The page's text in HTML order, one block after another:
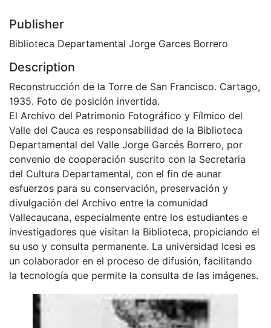
Publisher
Biblioteca Departamental Jorge Garces Borrero
Description
Reconstrucción de la Torre de San Francisco. Cartago,
1935. Foto de posición invertida.
El Archivo del Patrimonio Fotográfico y Fílmico del
Valle del Cauca es responsabilidad de la Biblioteca
Departamental del Valle Jorge Garcés Borrero, por
convenio de cooperación suscrito con la Secretaria
del Cultura Departamental, con el fin de aunar
esfuerzos para su conservación, preservación y
divulgación del Archivo entre la comunidad
Vallecaucana, especialmente entre los estudiantes e
investigadores que visitan la Biblioteca, propiciando el
su uso y consulta permanente. La universidad Icesi es
un colaborador en el proceso de difusión, facilitando
la tecnología que permite la consulta de las imágenes.